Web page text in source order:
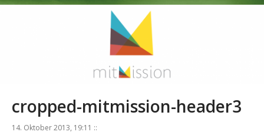
cropped-mitmission-header3
14. Oktober 2013, 19:11 ::